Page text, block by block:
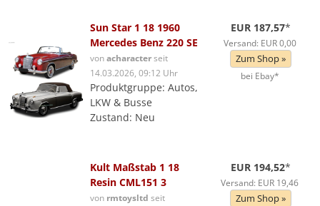
Sun Star 1 18 1960
Mercedes Benz 220 SE
vonacharacterseit
14.03.2026, 09:12 Uhr
Produktgruppe: Autos,
LKW & Busse
Zustand: Neu
EUR 187,57*
Versand: EUR 0,00
Zum Shop »
bei Ebay*
Kult Maßstab 1 18
Resin CML151 3
von rmtoysltd seit
EUR 194,52*
Versand: EUR 19,46
Zum Shop »